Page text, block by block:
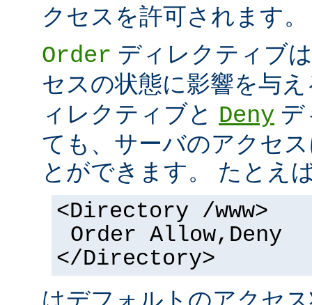
クセスを許可されます。
Order ディレクティブ
セスの状態に影響を与
ィレクティブと Deny デ
ても、サーバのアクセ
とができます。 たとえ
<Directory /www>
Order Allow,Deny
</Directory>
はデフォルトのアクセ